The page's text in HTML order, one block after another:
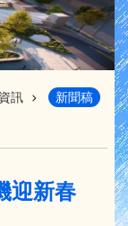
訊 新聞稿
迎新春